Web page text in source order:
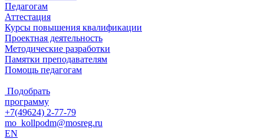
Педагогам
Аттестация
Курсы повышения квалификации
Проектная деятельность
Методические разработки
Памятки преподавателям
Помощь педагогам
Подобрать
программу
+7(49624) 2-77-79
mo_kollpodm@mosreg.ru
EN